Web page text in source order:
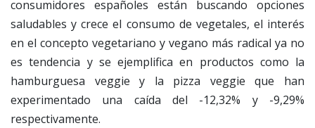
consumidores españoles están buscando opciones
saludables y crece el consumo de vegetales, el interés
en el concepto vegetariano y vegano más radical ya no
es tendencia y se ejemplifica en productos como la
hamburguesa veggie y la pizza veggie que han
experimentado una caída del -12,32% y -9,29%
respectivamente.